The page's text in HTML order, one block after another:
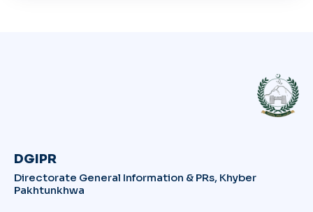
DGIPR
Directorate General Information & PRs, Khyber
Pakhtunkhwa